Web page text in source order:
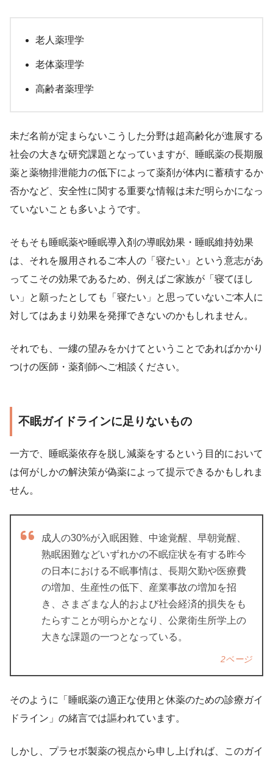
老人薬理学
老体薬理学
高齢者薬理学
未だ名前が定まらないこうした分野は超高齢化が進展する
社会の大きな研究課題となっていますが、睡眠薬の長期服
薬と薬物排泄能力の低下によって薬剤が体内に蓄積するか
否かなど、安全性に関する重要な情報は未だ明らかになっ
ていないことも多いようです。
そもそも睡眠薬や睡眠導入剤の導眠効果・睡眠維持効果
は、それを服用されるご本人の「寝たい」という意志があ
ってこその効果であるため、例えばご家族が「寝てほし
い」と願ったとしても「寝たい」と思っていないご本人に
対してはあまり効果を発揮できないのかもしれません。
それでも、一縷の望みをかけてということであればかかり
つけの医師・薬剤師へご相談ください。
不眠ガイドラインに足りないもの
一方で、睡眠薬依存を脱し減薬をするという目的において
は何がしかの解決策が偽薬によって提示できるかもしれま
せん。
成人の30%が入眠困難、中途覚醒、早朝覚醒、
熟眠困難などいずれかの不眠症状を有する昨今
の日本における不眠事情は、長期欠勤や医療費
の増加、生産性の低下、産業事故の増加を招
き、さまざまな人的および社会経済的損失をも
たらすことが明らかとなり、公衆衛生所学上の
大きな課題の一つとなっている。
2ページ
そのように「睡眠薬の適正な使用と休薬のための診療ガイ
ドライン」の緒言では謳われています。
しかし、プラセボ製薬の視点から申し上げれば、このガイ